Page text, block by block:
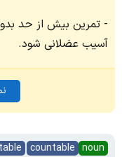
تمرین بیش از حد
آسیب عضلانی شود.
noun
countable